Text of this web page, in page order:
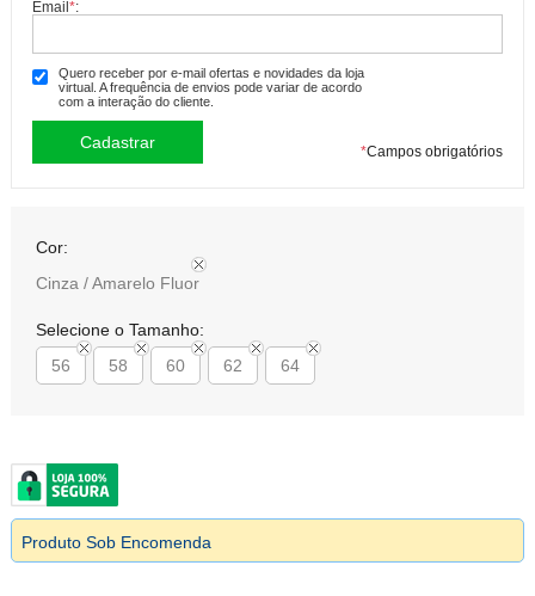
Email*:
Quero receber por e-mail ofertas e novidades da loja
virtual. A frequência de envios pode variar de acordo
com a interação do cliente.
*Campos obrigatórios
Cor:
Cinza / Amarelo Fluor
Selecione o Tamanho:
56
58 60 62 64
Produto Sob Encomenda